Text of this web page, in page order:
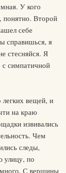
У кого
понятно. Второй
себе
справишься, я
стесняйся. Я
с симпатичной
легких вещей, и
на краю
извивались
Чем
следы,
улицу, по
С вершины